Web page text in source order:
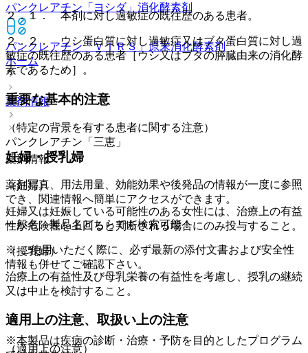
パンクレアチン「ヨシダ」 消化酵素剤
パンクレアチン「ＶＴＲＳ」原末消化酵素剤
ホーム
薬剤情報
パンクレアチン「三恵」
２．１． 本剤に対し過敏症の既往歴のある患者。
２．２． ウシ蛋白質に対し過敏症又はブタ蛋白質に対し過
敏症の既往歴のある患者［ウシ又はブタの膵臓由来の消化酵
素であるため］。
重要な基本的注意
（特定の背景を有する患者に関する注意）
妊婦・授乳婦
（妊婦）
妊婦又は妊娠している可能性のある女性には、治療上の有益
性が危険性を上回ると判断される場合にのみ投与すること。
（授乳婦）
治療上の有益性及び母乳栄養の有益性を考慮し、授乳の継続
又は中止を検討すること。
適用上の注意、取扱い上の注意
（適用上の注意）
薬剤情報
薬剤写真、用法用量、効能効果や後発品の情報が一度に参照
でき、関連情報へ簡単にアクセスができます。
一般名、製品名どちらでも検索可能！
※ ご使用いただく際に、必ず最新の添付文書および安全性
情報も併せてご確認下さい。
※本製品は疾病の診断・治療・予防を目的としたプログラム